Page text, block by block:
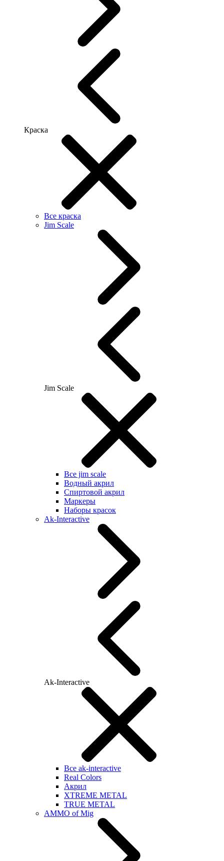
Краска
Все краска
Jim Scale
Jim Scale
Все jim scale
Водный акрил
Спиртовой акрил
Маркеры
Наборы красок
Ak-Interactive
Ak-Interactive
Все ak-interactive
Real Colors
Акрил
XTREME METAL
TRUE METAL
AMMO of Mig